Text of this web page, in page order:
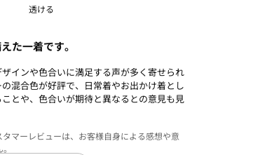
透ける
た一着です。
インや色合いに満足する声が多く寄せられ
混合色が好評で、日常着やお出かけ着とし
とや、色合いが期待と異なるとの意見も見
マーレビューは、お客様自身による感想や意